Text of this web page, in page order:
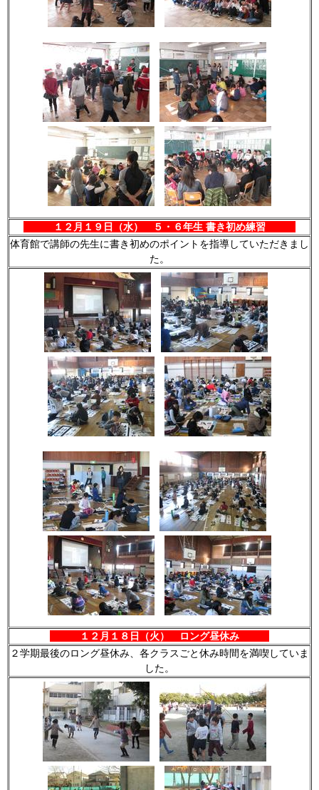
１２月１９日（水） ５・６年生 書き初め練習
体育館で講師の先生に書き初めのポイントを指導していただきまし
た。
１２月１８日（火） ロング昼休み
２学期最後のロング昼休み、各クラスごと休み時間を満喫していま
した。